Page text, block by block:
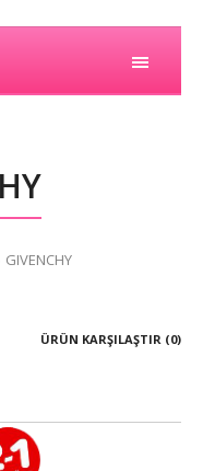
GIVENCHY
ÜRÜN KARŞILAŞTIR (0)